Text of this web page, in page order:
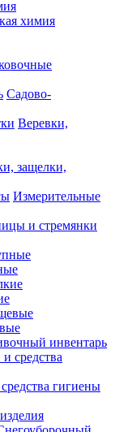
химия
Садово-
Веревки,
защелки,
Измерительные
и стремянки
инвентарь
гигиены